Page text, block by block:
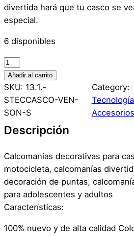
divertida hará que tu casco se
especial.
6 disponibles
1
S
t
i
c
k
a
c
M
Añadir al carrito
SKU: 13.1.-
STECCASCO-VEN-
SON-S
Category:
Accesorios
Descripción
Calcomanías decorativas para
motocicleta, calcomanías
decoración de puntas,
para adolescentes y adultos
Características:
100% nuevo y de alta calidad